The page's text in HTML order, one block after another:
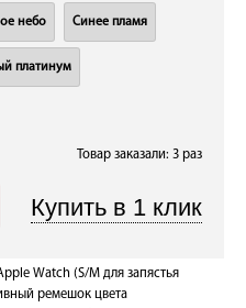
небо Синее пламя
платинум
Товар заказали: 3 раз
Watch (S/M для запястья
ремешок цвета